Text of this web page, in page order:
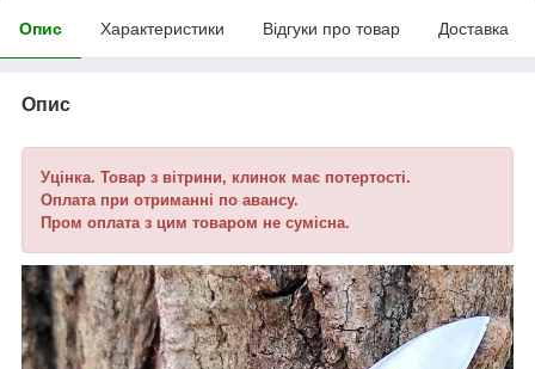
Опис Характеристики Відгуки про товар Доставка
Опис
Уцінка. Товар з вітрини, клинок має потертості.
Оплата при отриманні по авансу.
Пром оплата з цим товаром не сумісна.